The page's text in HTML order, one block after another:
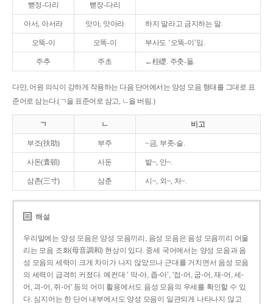
뻗정-다리 뻗장-다리
아서, 아서라 앗아, 앗아라 하지 말라고 금지하는 말.
오뚝-이 오똑-이 부사도 ‘오뚝-이’임.
주추 주초 ←柱礎. 주춧-돌.
다만, 어원 의식이 강하게 작용하는 다음 단어에서는 양성 모음 형태를 그대로 표
준어로 삼는다.(ㄱ을 표준어로 삼고, ㄴ을 버림.)
ㄱ ㄴ 비고
부조(扶助) 부주 ~금, 부좃-술.
사돈(査頓) 사둔 밭~, 안~.
삼촌(三寸) 삼춘 시~, 외~, 처~.
해설
우리말에는 양성 모음은 양성 모음끼리, 음성 모음은 음성 모음끼리 어울
리는 모음 조화(母音調和) 현상이 있다. 중세 국어에서는 양성 모음과 음
성 모음의 세력이 크게 차이가 나지 않았으나 근대를 거치면서 음성 모음
의 세력이 급격히 커졌다. 예컨대 ‘ 막-아, 좁-아’, ‘접-어, 굽-어, 재-어, 세-
어, 괴-어, 쥐-어’ 등의 어미 활용에서도 음성 모음의 우세를 확인할 수 있
다. 심지어는 한 단어 내부에서도 양성 모음이 일관되게 나타나지 않고